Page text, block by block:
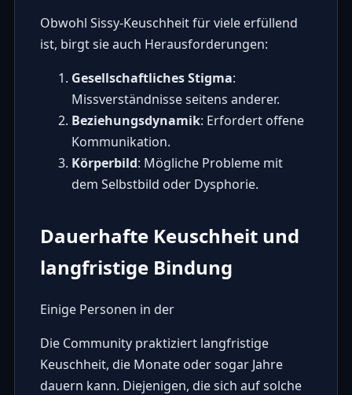
Obwohl Sissy-Keuschheit für viele erfüllend
ist, birgt sie auch Herausforderungen:
Gesellschaftliches Stigma:
Missverständnisse seitens anderer.
Beziehungsdynamik: Erfordert offene
Kommunikation.
Körperbild: Mögliche Probleme mit
dem Selbstbild oder Dysphorie.
Dauerhafte Keuschheit und
langfristige Bindung
Einige Personen in der
Die Community praktiziert langfristige
Keuschheit, die Monate oder sogar Jahre
dauern kann. Diejenigen, die sich auf solche